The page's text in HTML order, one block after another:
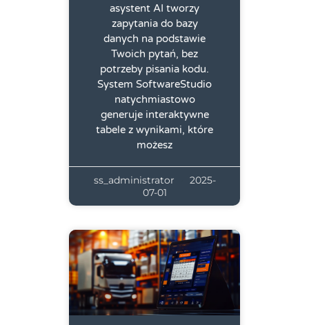
asystent AI tworzy
zapytania do bazy
danych na podstawie
Twoich pytań, bez
potrzeby pisania kodu.
System SoftwareStudio
natychmiastowo
generuje interaktywne
tabele z wynikami, które
możesz
ss_administrator
2025-
07-01